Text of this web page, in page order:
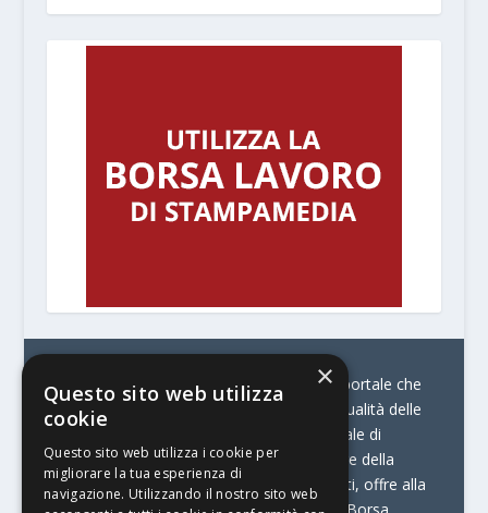
© Stratego Group –
stampamedia.net è il portale che
racconta le innovazioni tecnologiche e l’attualità delle
aziende di stampa e di converting. È il portale di
riferimento per chi opera in Italia nel settore della
comunicazione stampata. Oltre ai contenuti, offre alla
×
Questo sito web utilizza
cookie
Questo sito web utilizza i cookie per
migliorare la tua esperienza di
navigazione. Utilizzando il nostro sito web